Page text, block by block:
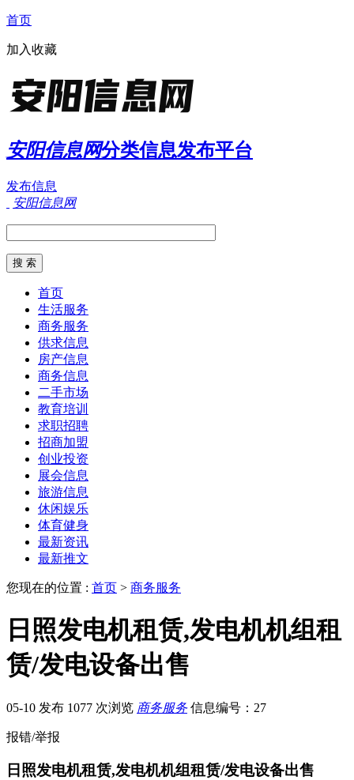
首页
加入收藏
安阳信息网分类信息发布平台
发布信息
安阳信息网
首页
生活服务
商务服务
供求信息
房产信息
商务信息
二手市场
教育培训
求职招聘
招商加盟
创业投资
展会信息
旅游信息
休闲娱乐
体育健身
最新资讯
最新推文
您现在的位置 : 首页 > 商务服务
日照发电机租赁,发电机机组租
赁/发电设备出售
05-10 发布 1077 次浏览 商务服务 信息编号：27
报错/举报
日照发电机租赁,发电机机组租赁/发电设备出售